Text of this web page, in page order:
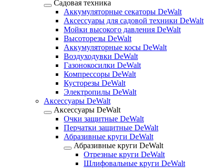
Садовая техника
Аккумуляторные секаторы DeWalt
Аксессуары для садовой техники DeWalt
Мойки высокого давления DeWalt
Высоторезы DeWalt
Аккумуляторные косы DeWalt
Воздуходувки DeWalt
Газонокосилки DeWalt
Компрессоры DeWalt
Кусторезы DeWalt
Электропилы DeWalt
Аксессуары DeWalt
Аксессуары DeWalt
Очки защитные DeWalt
Перчатки защитные DeWalt
Абразивные круги DeWalt
Абразивные круги DeWalt
Отрезные круги DeWalt
Шлифовальные круги DeWalt